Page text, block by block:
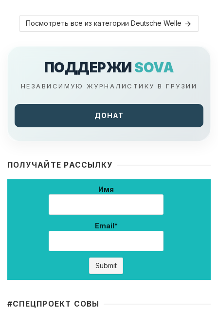
Посмотреть все из категории Deutsche Welle
ПОДДЕРЖИ SOVA
НЕЗАВИСИМУЮ ЖУРНАЛИСТИКУ В ГРУЗИИ
ДОНАТ
ПОЛУЧАЙТЕ РАССЫЛКУ
Имя
Email*
#CПЕЦПРОЕКТ СОВЫ